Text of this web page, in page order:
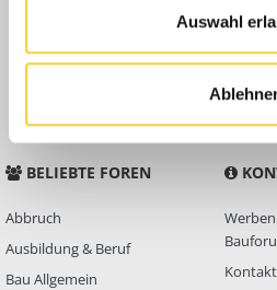
Auswahl
FAQ
BELIEBTE FOREN
Abbruch
Ausbildung & Beruf
Bau Allgemein
Kontakt